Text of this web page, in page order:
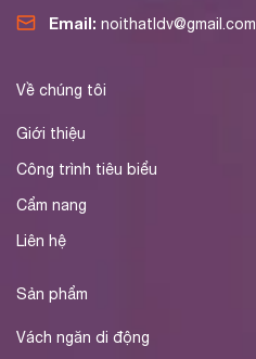
Email: noithatldv@gmail.com
Về chúng tôi
Giới thiệu
Công trình tiêu biểu
Cẩm nang
Liên hệ
Sản phẩm
Vách ngăn di động